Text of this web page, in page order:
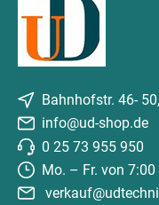
Bahnhofstr. 46-
info@ud-shop.de
0 25 73 955 950
Mo. – Fr. von